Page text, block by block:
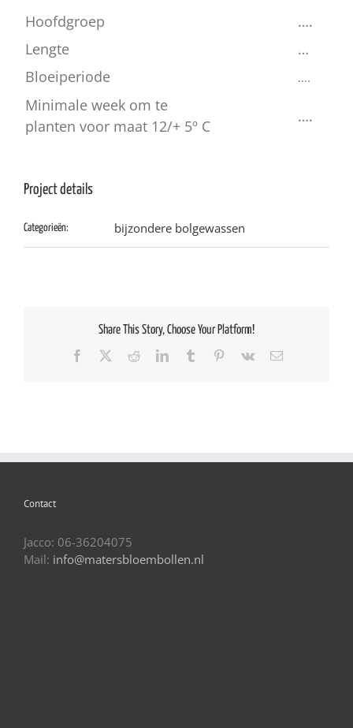
Hoofdgroep
….
Lengte
…
Bloeiperiode
….
Minimale week om te
planten voor maat 12/+ 5º C
….
Project details
Categorieën: bijzondere bolgewassen
Share This Story, Choose Your Platform!
Facebook RedditLinkedInTumblr Pinterest
Vk
E-
Contact
Jacco: 06-36204075
Mail: info@matersbloembollen.nl